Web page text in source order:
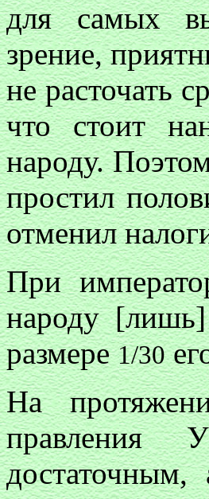
для самых
зрение,
не расточать
что стоит
народу.
простил
отменил
При
народу [лишь]
размере1/30
На
достаточным,